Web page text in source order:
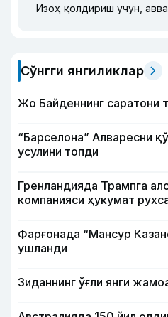
Изоҳ қолдириш учун,
Сўнгги янгиликлар
Жо Байденнинг саратони
“Барселона” Алваресни
усулини топди
Гренландияда Трампга
компанияси ҳукумат
Фарғонада “Мансур
ушланди
Зиданнинг ўғли янги